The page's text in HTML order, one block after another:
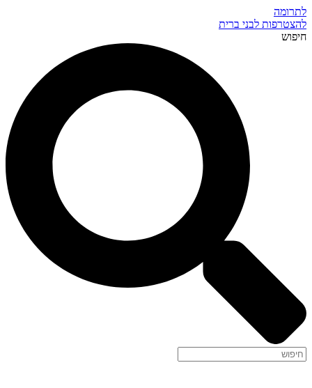
לתרומה
להצטרפות לבני ברית
חיפוש